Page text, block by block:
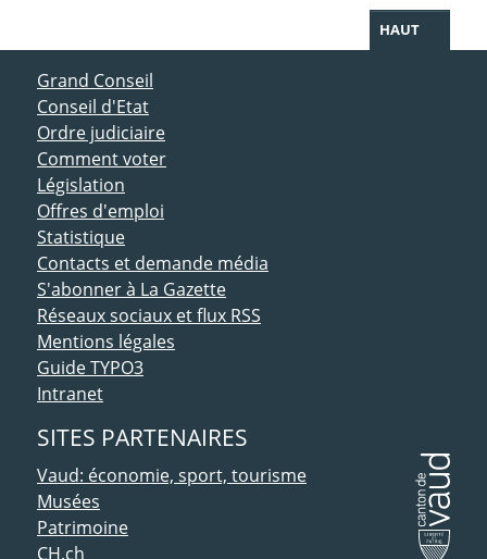
HAUT
ACCÈS DIRECT
Grand Conseil
Conseil d'Etat
Ordre judiciaire
Comment voter
Législation
Offres d'emploi
Statistique
Contacts et demande média
S'abonner à La Gazette
Réseaux sociaux et flux RSS
Mentions légales
Guide TYPO3
Intranet
SITES PARTENAIRES
Vaud: économie, sport, tourisme
Musées
Patrimoine
CH.ch